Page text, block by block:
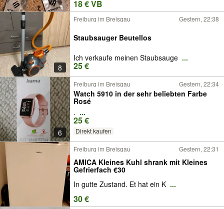
18 € VB
8
Freiburg im Breisgau Gestern, 22:38
Staubsauger Beutellos
Ich verkaufe meinen Staubsauge ...
25 €
6
Freiburg im Breisgau Gestern, 22:34
Watch 5910 in der sehr beliebten Farbe
Rosé
. ...
25 €
Direkt kaufen
Freiburg im Breisgau Gestern, 22:31
AMICA Kleines Kuhl shrank mit Kleines
Gefrierfach €30
In gutte Zustand. Et hat ein K ...
30 €